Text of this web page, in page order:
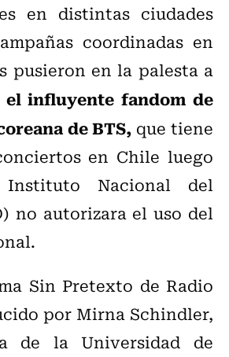
en distintas ciudades
coordinadas en
pusieron en la palesta a
el influyente fandom de
de BTS, que tiene
en Chile luego
Nacional del
no autorizara el uso del
Sin Pretexto de Radio
por Mirna Schindler,
de la Universidad de